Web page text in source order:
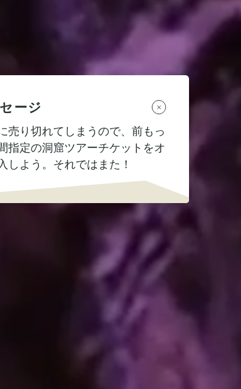
ージ
売り切れてしまうので、前もっ
指定の洞窟ツアーチケットをオ
しよう。それではまた！